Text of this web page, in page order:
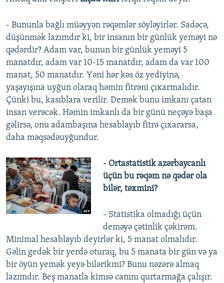
- Bununla bağlı müəyyən rəqəmlər söyləyirlər. Sadəcə,
düşünmək lazımdır ki, bir insanın bir günlük yeməyi nə
qədərdir? Adam var, bunun bir günlük yeməyi 5
manatdır, adam var 10-15 manatdır, adam da var 100
manat, 50 manatdır. Yəni hər kəs öz yediyinə,
yaşayışına uyğun olaraq həmin fitrəni çıxarmalıdır.
Çünki bu, kasıblara verilir. Demək bunu imkanı çatan
insan verəcək. Həmin imkanlı da bir günü neçəyə başa
gəlirsə, onu adambaşına hesablayıb fitrə çıxararsa,
daha məqsədəuyğundur.
- Ortastatistik azərbaycanlı
üçün bu rəqəm nə qədər ola
bilər, təxmini?
- Statistika olmadığı üçün
deməyə çətinlik çəkirəm.
Minimal hesablayıb deyirlər ki, 5 manat olmalıdır.
Gəlin gedək bir yerdə oturaq, bu 5 manata bir gün və ya
bir öyün yemək yeyə bilərikmi? Bunu nəzərə almaq
lazımdır. Beş manatla kimsə canını qurtarmağa çalışır.